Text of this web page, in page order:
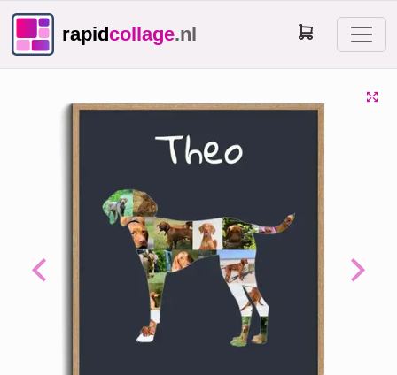
rapidcollage.nl
Previous Next